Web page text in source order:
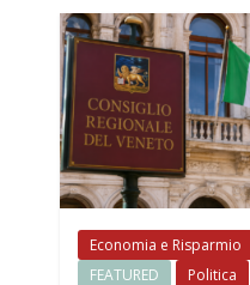
Economia e Risparmio
FEATURED
Politica